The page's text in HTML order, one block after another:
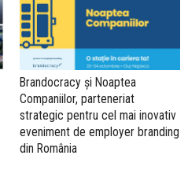
Brandocracy și Noaptea
Companiilor, parteneriat
strategic pentru cel mai inovativ
eveniment de employer branding
din România